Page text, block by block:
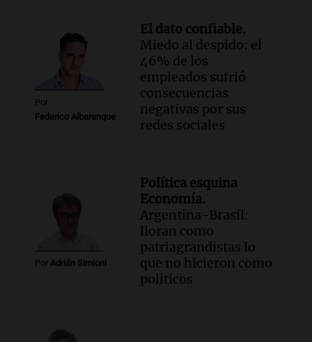
Audio.
Manifestación en Rosario contra
la ley de Propiedad Privada debatida en
el Senado.
Viva la Radio Rosario
Episodios
Audio.Luis Juez cuestionó la polémica
por la Ley de Tierras: "Construyeron un
Por
Federico Albarenque
El dato confiable.
Miedo al despido: el
46% de los
empleados sufrió
consecuencias
negativas por sus
redes sociales
Por Adrián Simioni
Política esquina
Economía.
Argentina-Brasil:
lloran como
patriagrandistas lo
que no hicieron como
politicos